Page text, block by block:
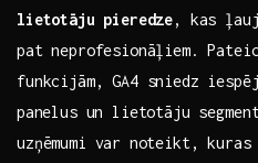
lietotāju pieredze, kas
pat neprofesionāļiem.
funkcijām, GA4 sniedz‍
⁤panelus un lietotāju
uzņēmumi ‌var⁣ noteikt,